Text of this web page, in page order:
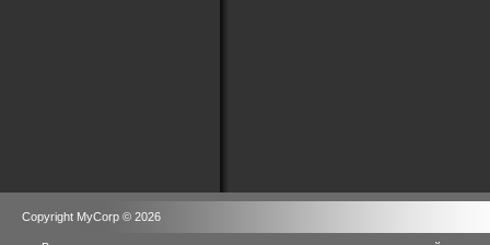
Copyright MyCorp © 2026